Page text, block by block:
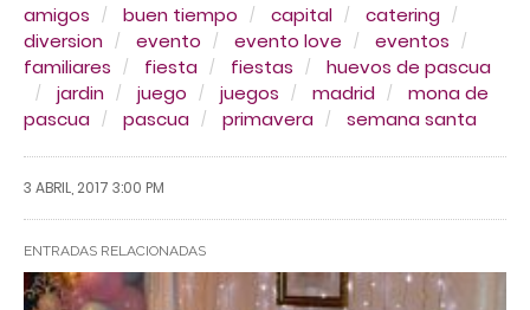
amigos buen tiempo capital
catering
diversion
evento evento love
eventos
familiares
fiesta fiestas
huevos de pascua
jardin
juego juegos madrid
mona de
pascua
pascua primavera semana santa
3 ABRIL, 2017 3:00 PM
ENTRADAS RELACIONADAS